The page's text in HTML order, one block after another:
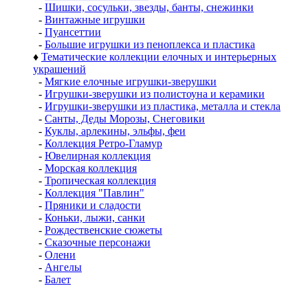
- Шишки, сосульки, звезды, банты, снежинки
- Винтажные игрушки
- Пуансеттии
- Большие игрушки из пеноплекса и пластика
♦ Тематические коллекции елочных и интерьерных
украшений
- Мягкие елочные игрушки-зверушки
- Игрушки-зверушки из полистоуна и керамики
- Игрушки-зверушки из пластика, металла и стекла
- Санты, Деды Морозы, Снеговики
- Куклы, арлекины, эльфы, феи
- Коллекция Ретро-Гламур
- Ювелирная коллекция
- Морская коллекция
- Тропическая коллекция
- Коллекция "Павлин"
- Пряники и сладости
- Коньки, лыжи, санки
- Рождественские сюжеты
- Сказочные персонажи
- Олени
- Ангелы
- Балет